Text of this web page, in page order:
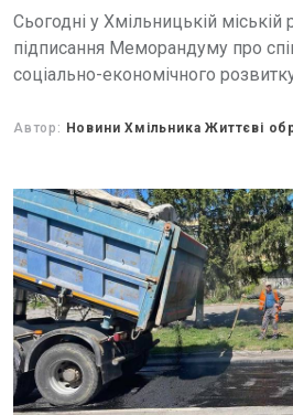
Сьогодні у Хмільницькій міській
підписання Меморандуму про
соціально-економічного
Автор: Новини Хмільника Життєві